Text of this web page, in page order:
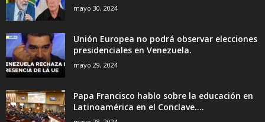
mayo 30, 2024
Unión Europea no podrá observar elecciones
presidenciales en Venezuela.
mayo 29, 2024
Papa Francisco hablo sobre la educación en
Latinoamérica en el Conclave....